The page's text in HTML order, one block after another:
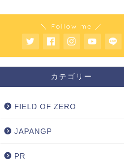
＼ Follow me ／
カテゴリー
FIELD OF ZERO
JAPANGP
PR